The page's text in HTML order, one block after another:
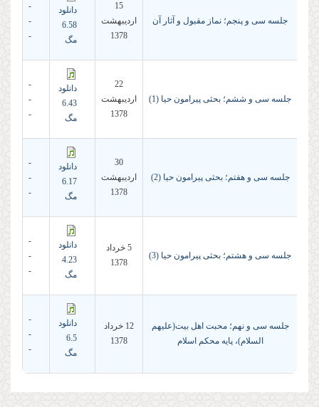
جلسه سی و پنجم؛ نماز مقبول و آثار آن
15
ارديبهشت
1378
دانلود
6.58
مگ
-
-
-
جلسه سی و ششم؛ بحثى پیرامون حیا (1)
22
ارديبهشت
1378
دانلود
6.43
مگ
-
-
-
جلسه سی و هفتم؛ بحثى پیرامون حیا (2)
30
ارديبهشت
1378
دانلود
6.17
مگ
-
-
-
جلسه سی و هشتم؛ بحثى پیرامون حیا (3)
5 خرداد
1378
دانلود
4.23
مگ
-
-
-
جلسه سی و نهم؛ محبت اهل بیت(علیهم
السلام)، پایه محكم اسلام
12 خرداد
1378
دانلود
6.5
مگ
-
-
-